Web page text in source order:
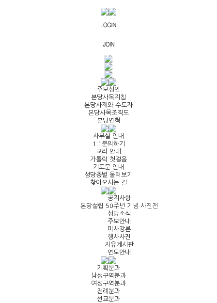
주보성인
본당사목지침
본당사제와 수도자
본당사목조직도
본당연혁
사무실 안내
1:1문의하기
교리 안내
가톨릭 첫걸음
기도문 안내
성당층별 둘러보기
찾아오시는 길
공지사항
본당설립 50주년 기념 사진전
성당소식
주보안내
미사강론
행사사진
자유게시판
연도안내
기획분과
남성구역분과
여성구역분과
전례분과
선교분과